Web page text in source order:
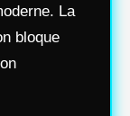
La
bloque